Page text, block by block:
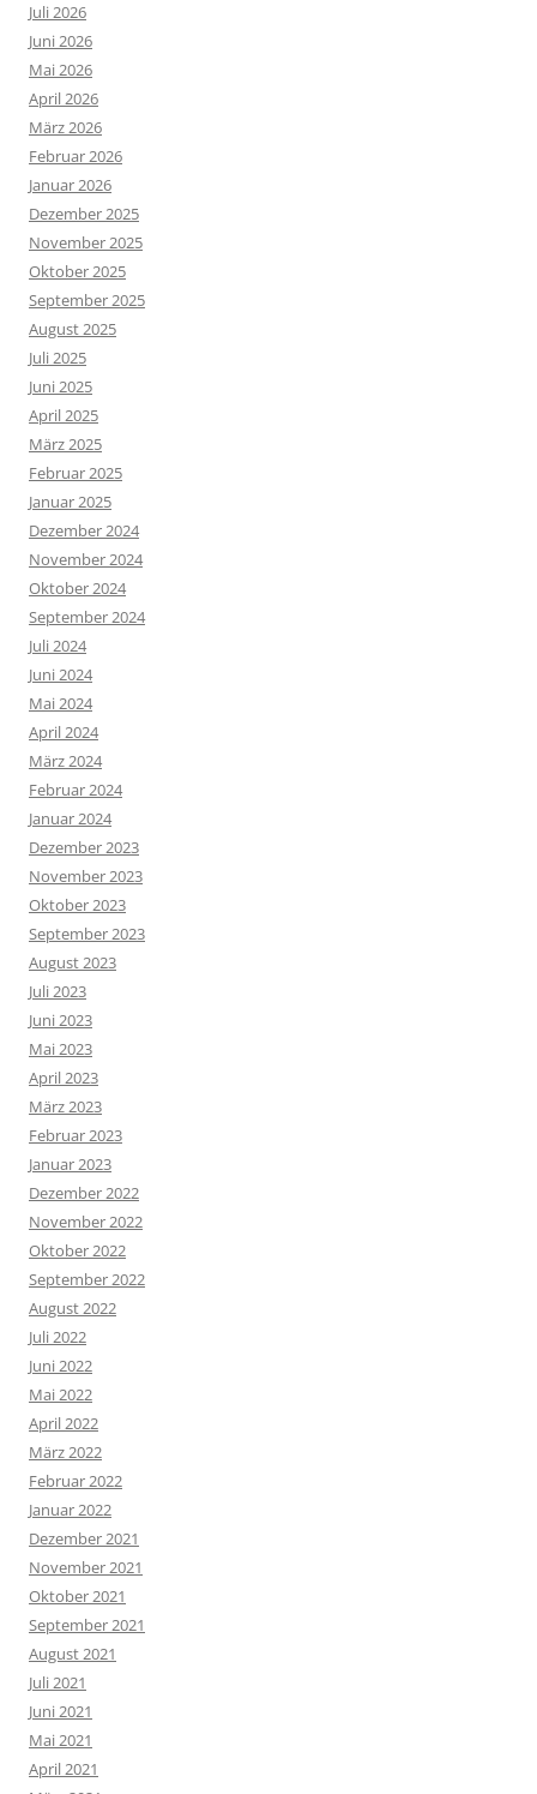
Juli 2026
Juni 2026
Mai 2026
April 2026
März 2026
Februar 2026
Januar 2026
Dezember 2025
November 2025
Oktober 2025
September 2025
August 2025
Juli 2025
Juni 2025
April 2025
März 2025
Februar 2025
Januar 2025
Dezember 2024
November 2024
Oktober 2024
September 2024
Juli 2024
Juni 2024
Mai 2024
April 2024
März 2024
Februar 2024
Januar 2024
Dezember 2023
November 2023
Oktober 2023
September 2023
August 2023
Juli 2023
Juni 2023
Mai 2023
April 2023
März 2023
Februar 2023
Januar 2023
Dezember 2022
November 2022
Oktober 2022
September 2022
August 2022
Juli 2022
Juni 2022
Mai 2022
April 2022
März 2022
Februar 2022
Januar 2022
Dezember 2021
November 2021
Oktober 2021
September 2021
August 2021
Juli 2021
Juni 2021
Mai 2021
April 2021